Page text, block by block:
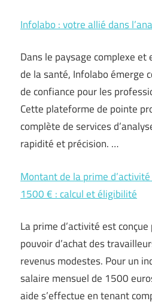
Infolabo : votre allié dans
Dans le paysage complexe
de la santé, Infolabo émerge
de confiance pour les
Cette plateforme de pointe
complète de services
rapidité et précision. …
Montant de la prime
1500 € : calcul et éligibilité
La prime d’activité est
pouvoir d’achat des
revenus modestes. Pour un
salaire mensuel de 1500
aide s’effectue en tenant